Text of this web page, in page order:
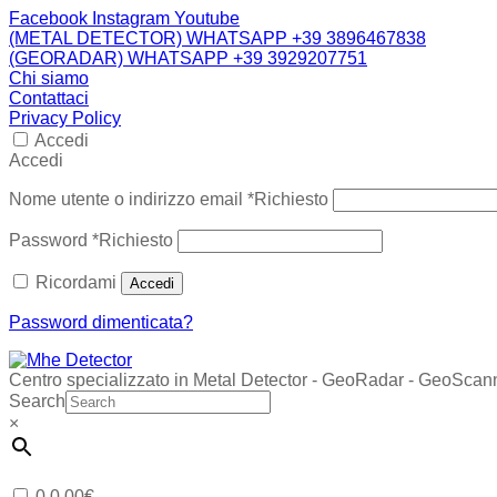
Facebook Instagram Youtube
(METAL DETECTOR) WHATSAPP +39 3896467838
(GEORADAR) WHATSAPP +39 3929207751
Chi siamo
Contattaci
Privacy Policy
Accedi
Accedi
Nome utente o indirizzo email *Richiesto
Password *Richiesto
Ricordami Accedi
Password dimenticata?
Centro specializzato in Metal Detector - GeoRadar -
Search
×